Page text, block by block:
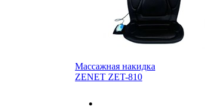
Массажная накидка
ZENET ZET-810